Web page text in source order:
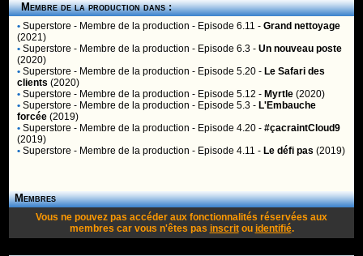
Membre de la production dans :
• Superstore - Membre de la production - Episode 6.11 -Grand nettoyage
(2021)
• Superstore - Membre de la production - Episode 6.3 -Un nouveau poste
(2020)
• Superstore - Membre de la production - Episode 5.20 - Le Safari des
clients (2020)
• Superstore - Membre de la production - Episode 5.12 - Myrtle (2020)
• Superstore - Membre de la production - Episode 5.3 - L'Embauche
forcée (2019)
• Superstore - Membre de la production - Episode 4.20 -#çacraintCloud9
(2019)
• Superstore - Membre de la production - Episode 4.11 - Le défi pas (2019)
Membres
Vous ne pouvez pas accéder aux fonctionnalités réservées aux
membres car vous n'êtes pas inscritou identifié.